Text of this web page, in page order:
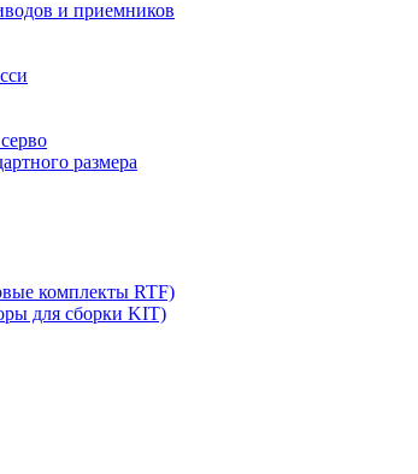
и приемников
размера
комплекты RTF)
для сборки KIT)